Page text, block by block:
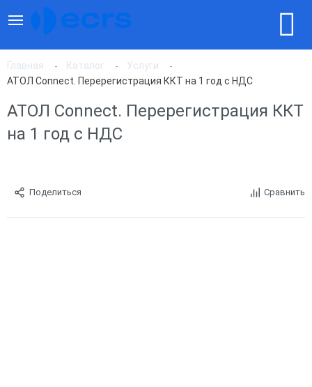
Главная Каталог
Услуги
АТОЛ Connect. Перерегистрация ККТ на 1 год с НДС
АТОЛ Connect. Перерегистрация ККТ
на 1 год с НДС
Поделиться Сравнить